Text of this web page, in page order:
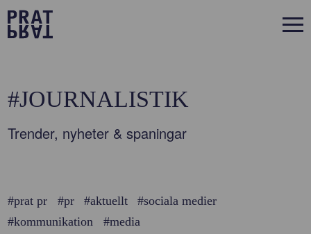
#JOURNALISTIK
Trender, nyheter & spaningar
#prat pr #pr #aktuellt
#sociala medier
#kommunikation
#media